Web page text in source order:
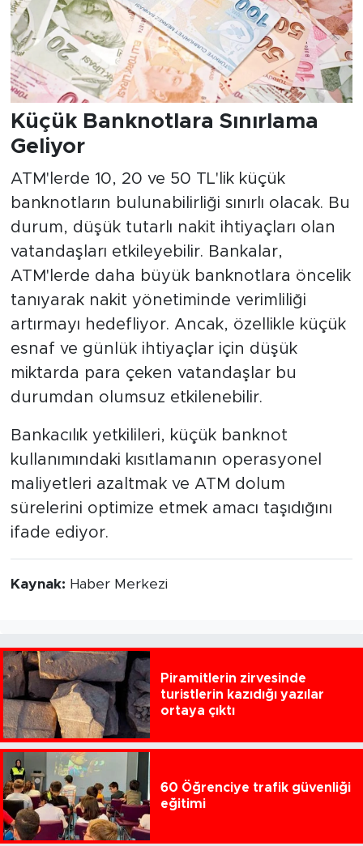
Küçük Banknotlara Sınırlama
Geliyor
ATM'lerde 10, 20 ve 50 TL'lik küçük
banknotların bulunabilirliği sınırlı olacak. Bu
durum, düşük tutarlı nakit ihtiyaçları olan
vatandaşları etkileyebilir. Bankalar,
ATM'lerde daha büyük banknotlara öncelik
tanıyarak nakit yönetiminde verimliliği
artırmayı hedefliyor. Ancak, özellikle küçük
esnaf ve günlük ihtiyaçlar için düşük
miktarda para çeken vatandaşlar bu
durumdan olumsuz etkilenebilir.
Bankacılık yetkilileri, küçük banknot
kullanımındaki kısıtlamanın operasyonel
maliyetleri azaltmak ve ATM dolum
sürelerini optimize etmek amacı taşıdığını
ifade ediyor.
Kaynak: Haber Merkezi
Piramitlerin zirvesinde
turistlerin kazıdığı yazılar
ortaya çıktı
60 Öğrenciye trafik güvenliği
eğitimi